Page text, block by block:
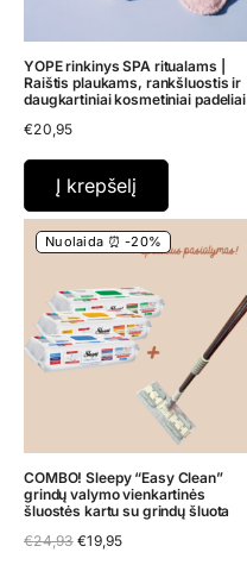
YOPE rinkinys SPA ritualams |
Raištis plaukams, rankšluostis ir
daugkartiniai kosmetiniai padeliai
€20,95
Į krepšelį
Nuolaida ⏰ -20%
COMBO! Sleepy “Easy Clean”
grindų valymo vienkartinės
šluostės kartu su grindų šluota
€24,93 Original
€19,95Current